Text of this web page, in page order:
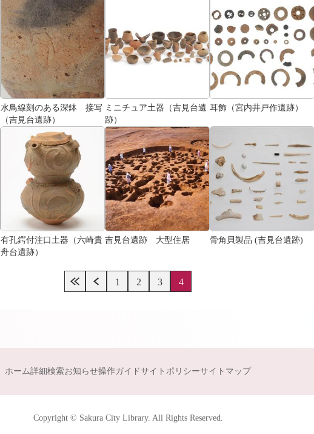
水鳥線刻のある深鉢 接写
（吉見台遺跡）
ミニチュア土器（吉見台遺
跡）
耳飾（宮内井戸作遺跡）
有孔鍔付注口土器（六崎貴
舟台遺跡）
吉見台遺跡 大型住居 骨角貝製品 (吉見台遺跡)
1 2 3 4
ホーム詳細検索お知らせ操作ガイドサイトポリシーサイトマップ
Copyright © Sakura City Library. All Rights Reserved.